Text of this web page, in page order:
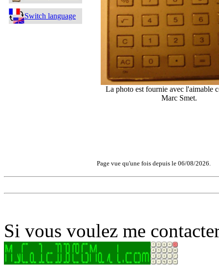
Switch language
La photo est fournie avec l'aimable
Marc Smet.
Page vue qu'une fois depuis le 06/08/2026.
Si vous voulez me